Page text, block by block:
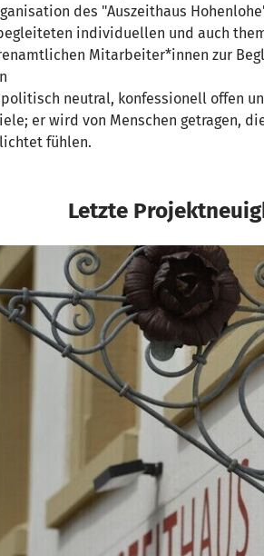
des "Auszeithaus
individuellen und auch
Mitarbeiter*innen zur
neutral, konfessionell offen
er wird von Menschen getragen,
fühlen.
Letzte